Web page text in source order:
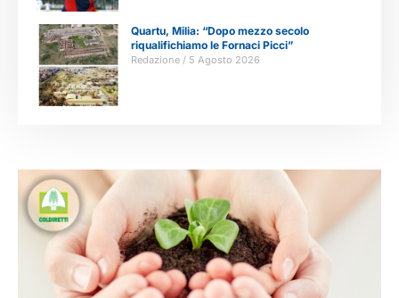
Quartu, Milia: “Dopo mezzo secolo
riqualifichiamo le Fornaci Picci”
Redazione 5 Agosto 2026